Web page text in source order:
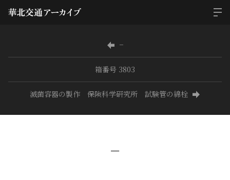
−
箱番号 3803
滅菌容器の製作 保険科学研究所 試験管の綿栓
−